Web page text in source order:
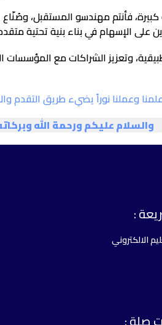
فأنتم مهندسو المستقبل، وصُنّاع
على الإسهام في بناء بنية تحتية
وتعزيز الشراكات مع
وعملنا نوراً يضيء طريق التقدم
والسلام عليكم ورحمة الله
:
الالكتروني